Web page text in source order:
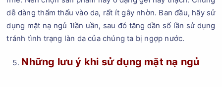
dễ dàng thẩm thấu vào da, rất ít gây nhờn. Ban đầu, hãy sử
dụng mặt nạ ngủ 1lần uần, sau đó tăng dần số lần sử dụng
tránh tình trạng làn da của chúng ta bị ngợp nước.
Những lưu ý khi sử dụng mặt nạ ngủ